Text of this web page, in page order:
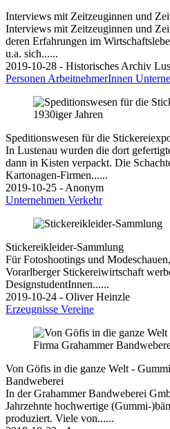
Interviews mit Zeitzeuginnen und
Interviews mit Zeitzeuginnen und
deren Erfahrungen im
u.a. sich......
2019-10-28 - Historisches Archiv
Personen ArbeitnehmerInnen
Speditionswesen für die
In Lustenau wurden die dort
dann in Kisten verpackt. Die
Kartonagen-Firmen......
2019-10-25 - Anonym
Unternehmen Verkehr
Stickereikleider-Sammlung
Für Fotoshootings und
Vorarlberger Stickereiwirtschaft
DesignstudentInnen......
2019-10-24 - Oliver Heinzle
Erzeugnisse Vereine
Von Göfis in die ganze Welt -
Bandweberei
In der Grahammer Bandweberei
Jahrzehnte hochwertige (Gummi-
produziert. Viele von......